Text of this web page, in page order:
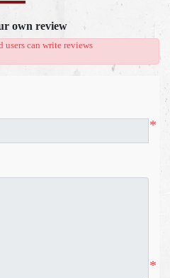
own review
users can write reviews
*
*